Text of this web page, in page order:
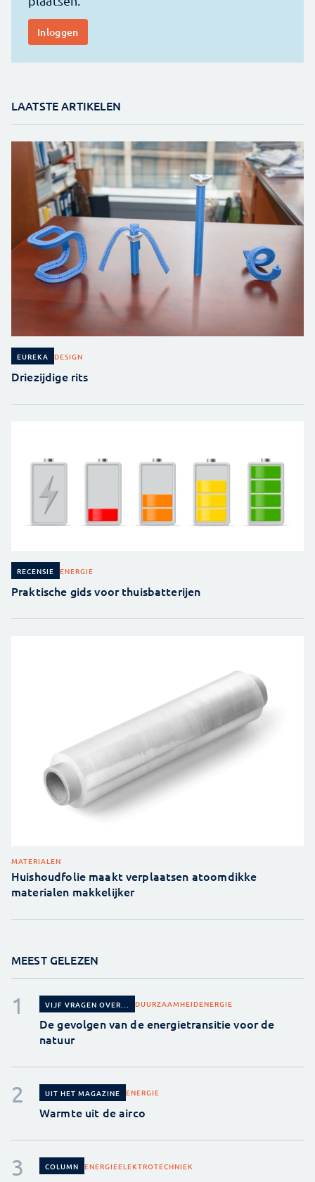
LAATSTE ARTIKELEN
EUREKA DESIGN
Driezijdige rits
RECENSIE ENERGIE
Praktische gids voor thuisbatterijen
MATERIALEN
Huishoudfolie maakt verplaatsen atoomdikke
materialen makkelijker
MEEST GELEZEN
VIJF VRAGEN OVER... DUURZAAMHEIDENERGIE
De gevolgen van de energietransitie voor de
natuur
UIT HET MAGAZINE ENERGIE
Warmte uit de airco
COLUMN ENERGIEELEKTROTECHNIEK